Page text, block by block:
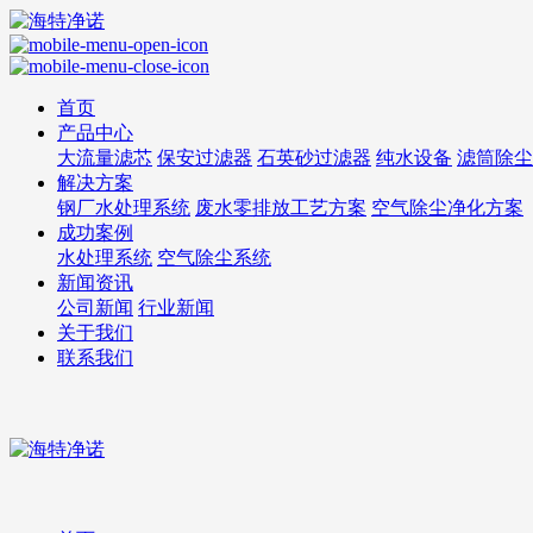
首页
产品中心
大流量滤芯 保安过滤器 石英砂过滤器 纯水设备 滤筒除
解决方案
钢厂水处理系统 废水零排放工艺方案 空气除尘净化方案
成功案例
水处理系统 空气除尘系统
新闻资讯
公司新闻 行业新闻
关于我们
联系我们